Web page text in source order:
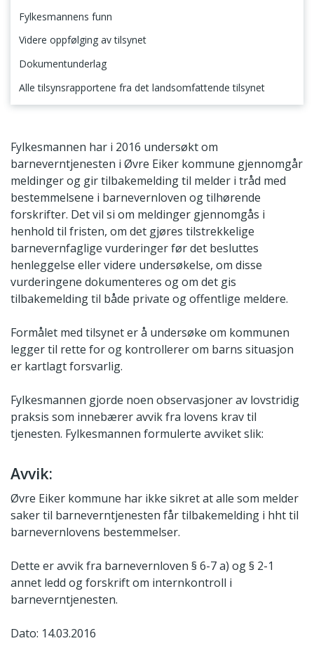
Fylkesmannens funn
Videre oppfølging av tilsynet
Dokumentunderlag
Alle tilsynsrapportene fra det landsomfattende tilsynet
Fylkesmannen har i 2016 undersøkt om
barneverntjenesten i Øvre Eiker kommune gjennomgår
meldinger og gir tilbakemelding til melder i tråd med
bestemmelsene i barnevernloven og tilhørende
forskrifter. Det vil si om meldinger gjennomgås i
henhold til fristen, om det gjøres tilstrekkelige
barnevernfaglige vurderinger før det besluttes
henleggelse eller videre undersøkelse, om disse
vurderingene dokumenteres og om det gis
tilbakemelding til både private og offentlige meldere.
Formålet med tilsynet er å undersøke om kommunen
legger til rette for og kontrollerer om barns situasjon
er kartlagt forsvarlig.
Fylkesmannen gjorde noen observasjoner av lovstridig
praksis som innebærer avvik fra lovens krav til
tjenesten. Fylkesmannen formulerte avviket slik:
Avvik:
Øvre Eiker kommune har ikke sikret at alle som melder
saker til barneverntjenesten får tilbakemelding i hht til
barnevernlovens bestemmelser.
Dette er avvik fra barnevernloven § 6-7 a) og § 2-1
annet ledd og forskrift om internkontroll i
barneverntjenesten.
Dato: 14.03.2016